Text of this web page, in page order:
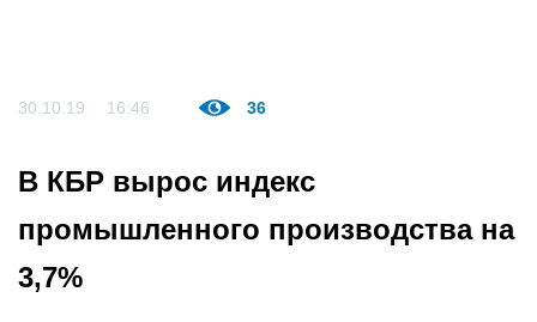
30.10.19 16:46 36
В КБР вырос индекс
промышленного производства на
3,7%